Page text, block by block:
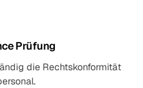
Prüfung
die Rechtskonformität